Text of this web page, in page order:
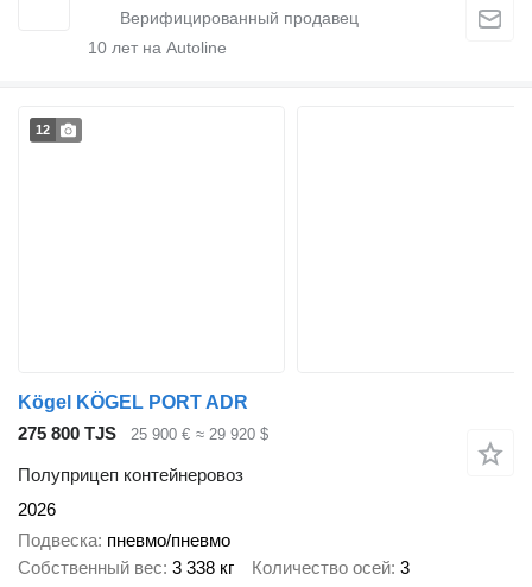
10 лет на Autoline
12
Kögel KÖGEL PORT ADR
275 800 TJS
25 900 € ≈ 29 920 $
Полуприцеп контейнеровоз
2026
Подвеска пневмо/пневмо
Собственный вес 3 338 кг Количество осей 3